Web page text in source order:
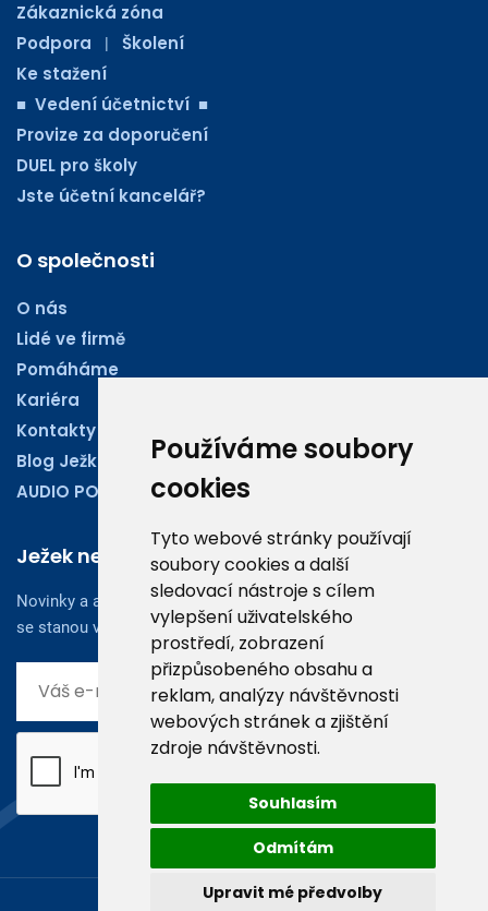
Používáme soubory
cookies
Tyto webové stránky používají
soubory cookies a další
sledovací nástroje s cílem
vylepšení uživatelského
prostředí, zobrazení
přizpůsobeného obsahu a
reklam, analýzy návštěvnosti
webových stránek a zjištění
zdroje návštěvnosti.
Souhlasím
Odmítám
Upravit mé předvolby
Zákaznická zóna
Podpora
| Školení
Ke stažení
■ Vedení účetnictví ■
Provize za doporučení
DUEL pro školy
Jste účetní kancelář?
O společnosti
O nás
Lidé ve firmě
Pomáháme
Kariéra
Kontakty
Blog Ježkoviny
AUDIO PODCASTY
Ježek newsletter
Novinky a aktuality z oboru účetnictví, obchodu či legislativy
se stanou vaším dobrým rádcem.